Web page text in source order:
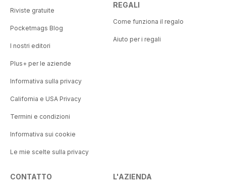
Riviste gratuite
Pocketmags Blog
I nostri editori
Plus+ per le aziende
Informativa sulla privacy
California e USA Privacy
Termini e condizioni
Informativa sui cookie
Le mie scelte sulla privacy
REGALI
Come funziona il regalo
Aiuto per i regali
CONTATTO L'AZIENDA